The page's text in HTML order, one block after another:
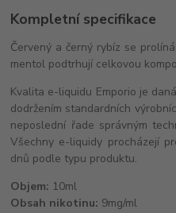
Kompletní specifikace
Červený a černý rybíz se
mentol podtrhují celkovou
Kvalita e-liquidu Emporio je
dodržením standardních
neposlední řade správným
Všechny e-liquidy procházejí
dnů podle typu produktu.
Objem: 10ml
Obsah nikotinu: 9mg/ml